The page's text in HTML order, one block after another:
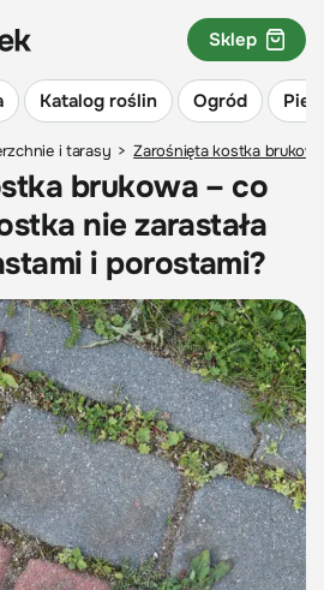
Katalog roślin Ogród
Sklep
i tarasy > Zarośnięta kostka
brukowa – co
nie zarastała
i porostami?